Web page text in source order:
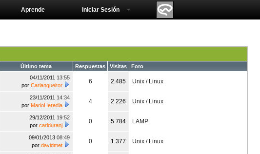
Aprende Iniciar Sesión
Último tema Respuestas Visitas Foro
04/11/2011 13:55
por Carlangueitor
6 2.485 Unix / Linux
23/11/2011 14:34
por MarioHeredia
4 2.226 Unix / Linux
29/12/2011 19:52
por carlduranj
0 5.784 LAMP
09/01/2013 08:49
por davidmet
0 1.377 Unix / Linux